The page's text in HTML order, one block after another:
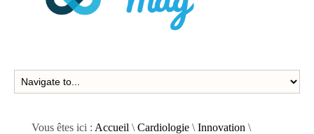
Vous êtes ici : Accueil \ Cardiologie \ Innovation \